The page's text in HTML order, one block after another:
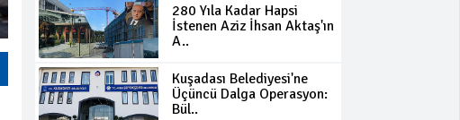
280 Yıla Kadar Hapsi
İstenen Aziz İhsan Aktaş'ın
A..
Kuşadası Belediyesi'ne
Üçüncü Dalga Operasyon:
Bül..